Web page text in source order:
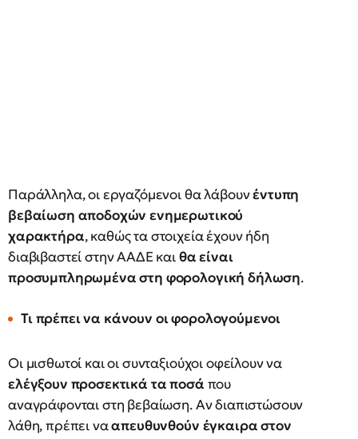
Παράλληλα, οι εργαζόμενοι θα λάβουνέντυπη
βεβαίωση αποδοχών ενημερωτικού
χαρακτήρα, καθώς τα στοιχεία έχουν ήδη
διαβιβαστεί στην ΑΑΔΕ καιθα είναι
προσυμπληρωμένα στη φορολογική δήλωση.
Τι πρέπει να κάνουν οι φορολογούμενοι
Οι μισθωτοί και οι συνταξιούχοι οφείλουν να
ελέγξουν προσεκτικά τα ποσά που
αναγράφονται στη βεβαίωση. Αν διαπιστώσουν
λάθη, πρέπει νααπευθυνθούν έγκαιρα στον